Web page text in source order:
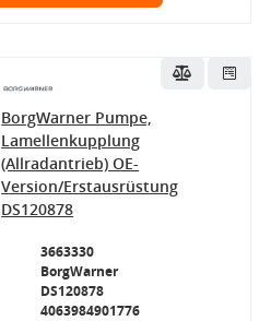
BorgWarner Pumpe,
Lamellenkupplung
(Allradantrieb) OE-
Version/Erstausrüstung
DS120878
3663330
BorgWarner
DS120878
4063984901776